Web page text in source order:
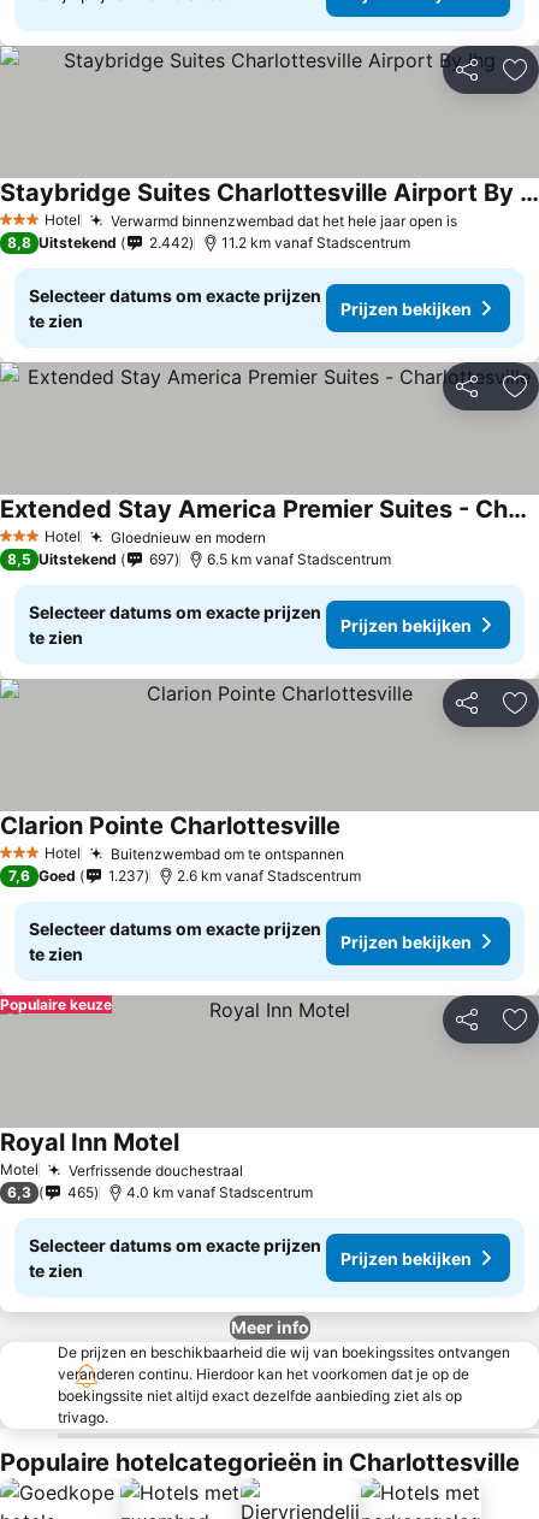
Delen
3 SterrenHotel Verwarmd binnenzwembad dat het hele jaar open is
Staybridge Suites Charlottesville Airport By Ihg
8,8 Uitstekend 2.442 11.2 km vanaf Stadscentrum
Selecteer datums om exacte prijzen
te zien
Prijzen bekijken
Delen
3 SterrenHotel Gloednieuw en modern
Extended Stay America Premier Suites - Charlottesville
8,5 Uitstekend 697 6.5 km vanaf Stadscentrum
Selecteer datums om exacte prijzen
te zien
Prijzen bekijken
Delen
3 SterrenHotel Buitenzwembad om te ontspannen
Clarion Pointe Charlottesville
7,6 Goed 1.237 2.6 km vanaf Stadscentrum
Selecteer datums om exacte prijzen
te zien
Prijzen bekijken
Delen
Populaire keuze
Motel Verfrissende douchestraal
Royal Inn Motel
6,3 465 4.0 km vanaf Stadscentrum
Selecteer datums om exacte prijzen
te zien
Prijzen bekijken
Meer info
De prijzen en beschikbaarheid die wij van boekingssites ontvangen
veranderen continu. Hierdoor kan het voorkomen dat je op de
boekingssite niet altijd exact dezelfde aanbieding ziet als op
trivago.
Populaire hotelcategorieën in Charlottesville